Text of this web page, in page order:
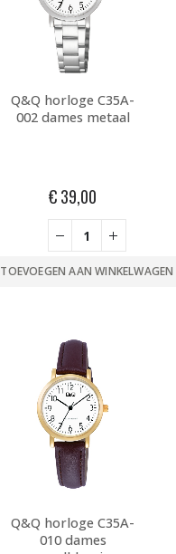
Q&Q horloge C35A-
002 dames metaal
€39,00
TOEVOEGEN AAN WINKELWAGEN
Q&Q horloge C35A-
010 dames